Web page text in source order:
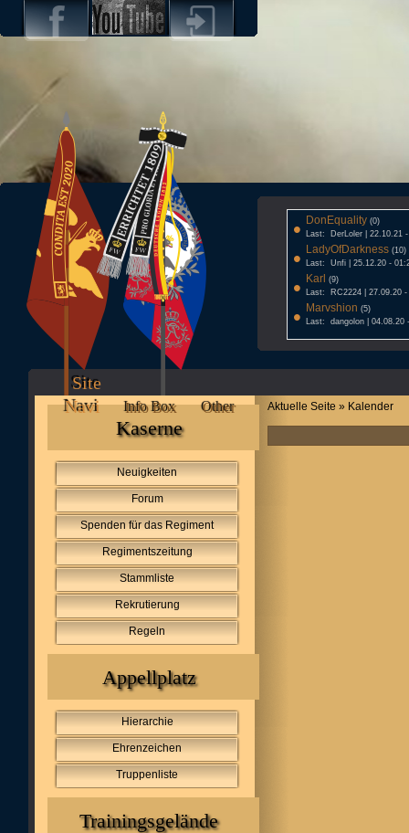
• DonEquality (0)
Last: DerLoler | 22.10.21
• LadyOfDarkness (10)
Last: Unfi | 25.12.20 -
• Karl (9)
Last: RC2224 | 27.09.20 -
• Marvshion (5)
Last: dangolon | 04.08.20
Site
Navi
Info Box Other
Kaserne
Neuigkeiten
Forum
Spenden für das Regiment
Regimentszeitung
Stammliste
Rekrutierung
Regeln
Appellplatz
Hierarchie
Ehrenzeichen
Truppenliste
Trainingsgelände
Aktuelle Seite » Kalender